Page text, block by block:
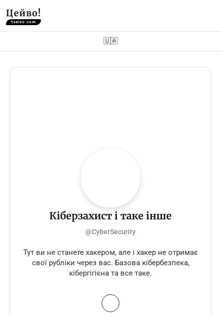
Цейво!
tseivo.com
🇺🇦
Кіберзахист і таке інше
@CyberSecurity
Тут ви не станете хакером, але і хакер не отримає
свої рубліки через вас. Базова кібербезпека,
кібергігієна та все таке.